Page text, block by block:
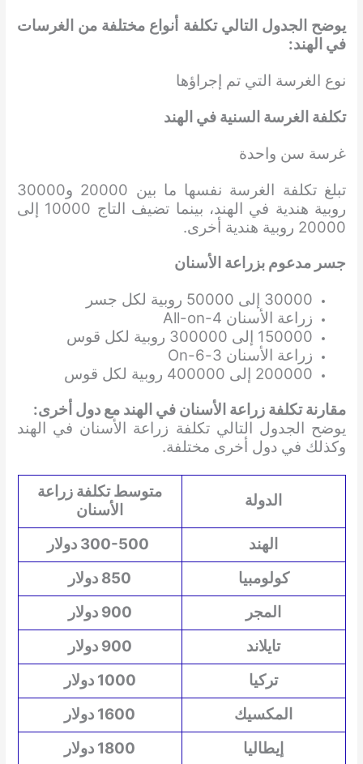
يوضح الجدول التالي تكلفة أنواع مختلفة من الغرسات
في الهند:
نوع الغرسة التي تم إجراؤها
تكلفة الغرسة السنية في الهند
غرسة سن واحدة
تبلغ تكلفة الغرسة نفسها ما بين 20000 و30000
روبية هندية في الهند، بينما تضيف التاج 10000 إلى
20000 روبية هندية أخرى.
جسر مدعوم بزراعة الأسنان
30000 إلى 50000 روبية لكل جسر
زراعة الأسنان All-on-4
150000 إلى 300000 روبية لكل قوس
زراعة الأسنان 3-On-6
200000 إلى 400000 روبية لكل قوس
مقارنة تكلفة زراعة الأسنان في الهند مع دول أخرى:
يوضح الجدول التالي تكلفة زراعة الأسنان في الهند
وكذلك في دول أخرى مختلفة.
الدولة
متوسط ​​تكلفة زراعة
الأسنان
الهند
كولومبيا
850 دولار
المجر
900 دولار
تايلاند
900 دولار
تركيا
1000 دولار
المكسيك
1600 دولار
إيطاليا
1800 دولار